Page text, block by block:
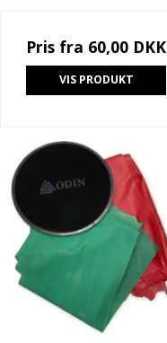
Pris fra 60,00 DKK
VIS PRODUKT